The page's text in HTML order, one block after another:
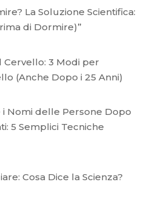
La Soluzione Scientifica:
di Dormire)”
Cervello: 3 Modi per
(Anche Dopo i 25 Anni)
i Nomi delle Persone Dopo
5 Semplici Tecniche
Cosa Dice la Scienza?